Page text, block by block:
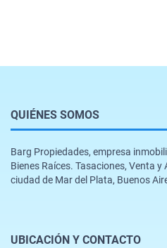
QUIÉNES SOMOS
Barg Propiedades, empresa
Bienes Raíces. Tasaciones, Venta y
ciudad de Mar del Plata, Buenos
UBICACIÓN Y CONTACTO